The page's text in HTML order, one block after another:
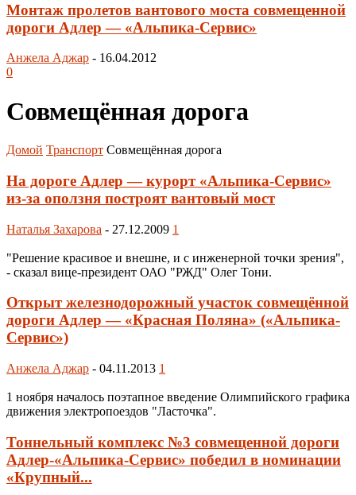
Монтаж пролетов вантового моста совмещенной
дороги Адлер — «Альпика-Сервис»
Анжела Аджар - 16.04.2012
0
Совмещённая дорога
Домой Транспорт Совмещённая дорога
На дороге Адлер — курорт «Альпика-Сервис»
из-за оползня построят вантовый мост
Наталья Захарова - 27.12.2009 1
"Решение красивое и внешне, и с инженерной точки зрения",
- сказал вице-президент ОАО "РЖД" Олег Тони.
Открыт железнодорожный участок совмещённой
дороги Адлер — «Красная Поляна» («Альпика-
Сервис»)
Анжела Аджар - 04.11.2013 1
1 ноября началось поэтапное введение Олимпийского графика
движения электропоездов "Ласточка".
Тоннельный комплекс №3 совмещенной дороги
Адлер-«Альпика-Сервис» победил в номинации
«Крупный...